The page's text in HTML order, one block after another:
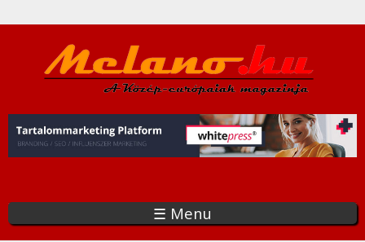
a
tartalomra
☰ Menu